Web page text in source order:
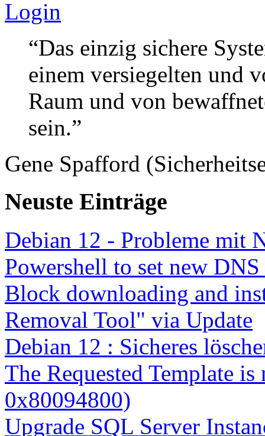
Login
“Das einzig sichere
einem versiegelten und
Raum und von
sein.”
Gene Spafford
Neuste Einträge
Debian 12 - Probleme mit
Powershell to set new
Block downloading and
Removal Tool" via Update
Debian 12 : Sicheres
The Requested Template
0x80094800)
Upgrade SQL Server